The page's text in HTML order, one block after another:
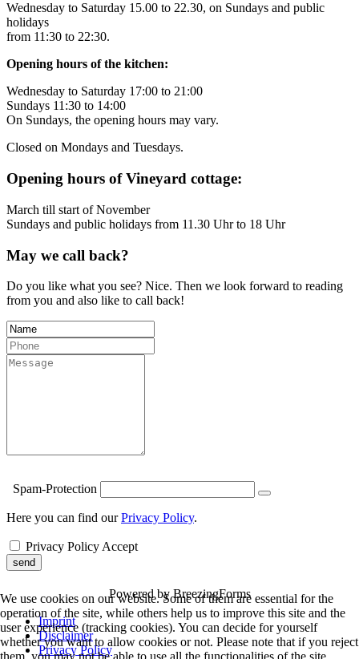
Wednesday to Saturday 15.00 to 22.30, on Sundays and public
holidays
from 11:30 to 22:30.
Opening hours of the kitchen:
Wednesday to Saturday 17:00 to 21:00
Sundays 11:30 to 14:00
On Sundays, the opening hours may vary.
Closed on Mondays and Tuesdays.
Opening hours of Vineyard cottage:
March till start of November
Sundays and public holidays from 11.30 Uhr to 18 Uhr
May we call back?
Do you like what you see? Nice. Then we look forward to reading
from you and also like to call back!
Spam-Protection
Here you can find ourPrivacy Policy.
Privacy Policy Accept
send
Powered by BreezingForms
Imprint
Disclaimer
Privacy Policy
We use cookies on our website. Some of them are essential for the
operation of the site, while others help us to improve this site and the
user experience (tracking cookies). You can decide for yourself
whether you want to allow cookies or not. Please note that if you reject
them, you may not be able to use all the functionalities of the site.